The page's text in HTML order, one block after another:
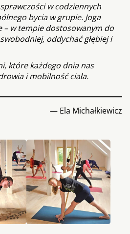
w codziennych
bycia w grupie. Joga
– w tempie dostosowanym do
oddychać głębiej i
które każdego dnia nas
i mobilność ciała.
— Ela Michałkiewicz